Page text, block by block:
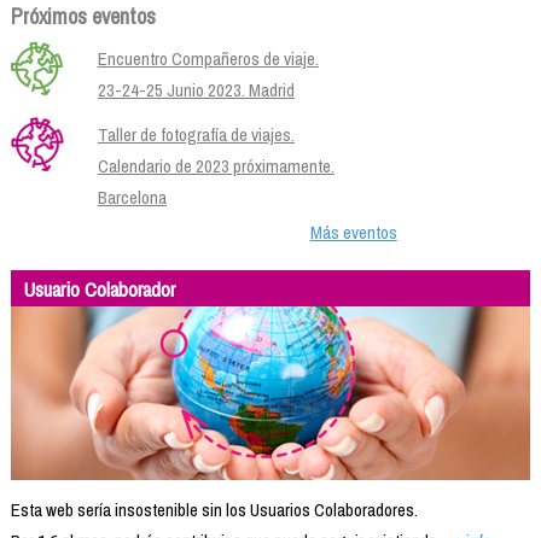
Próximos eventos
Encuentro Compañeros de viaje.
23-24-25 Junio 2023. Madrid
Taller de fotografía de viajes.
Calendario de 2023 próximamente.
Barcelona
Más eventos
Usuario Colaborador
Esta web sería insostenible sin los Usuarios Colaboradores.